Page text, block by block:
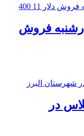
فروش
در